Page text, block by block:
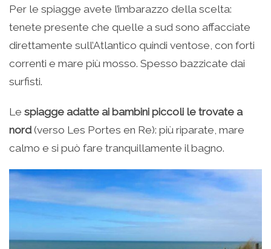
Per le spiagge avete l’imbarazzo della scelta:
tenete presente che quelle a sud sono affacciate
direttamente sull’Atlantico quindi ventose, con forti
correnti e mare più mosso. Spesso bazzicate dai
surfisti.
Le spiagge adatte ai bambini piccoli le trovate a
nord(verso Les Portes en Re): più riparate, mare
calmo e si può fare tranquillamente il bagno.